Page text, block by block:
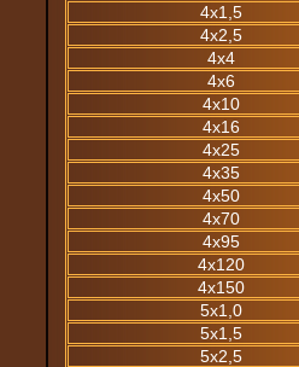
4х1,5
4х2,5
4х4
4х6
4х10
4х16
4х25
4х35
4х50
4х70
4х95
4х120
4х150
5х1,0
5х1,5
5х2,5